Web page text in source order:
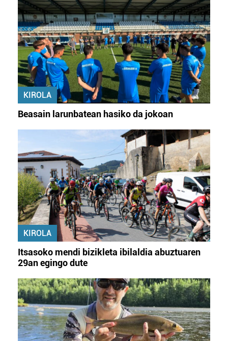
KIROLA
Beasain larunbatean hasiko da jokoan
KIROLA
Itsasoko mendi bizikleta ibilaldia abuztuaren
29an egingo dute